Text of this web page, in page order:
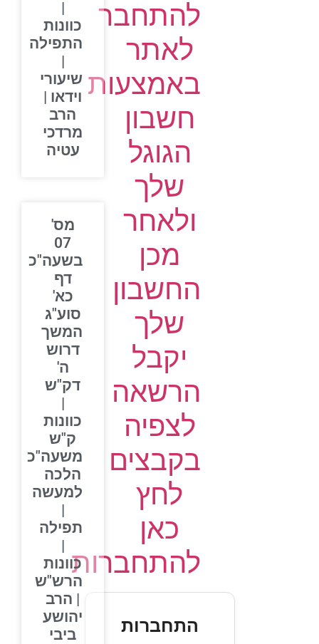
להתחבר
לאתר
באמצעות
חשבון
הגוגל
שלך
ולאחר
מכן
החשבון
שלך
יקבל
הרשאה
לצפיה
בקבצים
לחץ
כאן
להתחברות
התחברות
כוונות
התפילה
שיעורי
וידאו |
הרב
מרדכי
עטיה
מס'
07
בשעה"כ
דף
כא'
סוע"ג
המשך
דרוש
דק"ש
כוונות
ק"ש
משעה"כ
הלכה
למעשה
תפילה
כוונות
הרש"ש
| הרב
יהושע
ביבי